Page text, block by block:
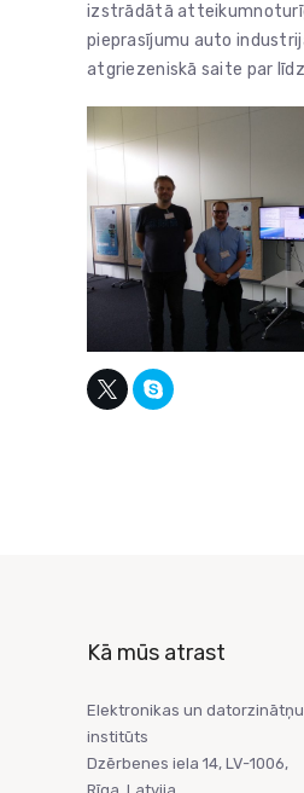
izstrādātā
pieprasījumu auto
atgriezeniskā saite par
Kā mūs atrast
Elektronikas un datorzinātņu
institūts
Dzērbenes iela 14, LV-1006,
Rīga, Latvija